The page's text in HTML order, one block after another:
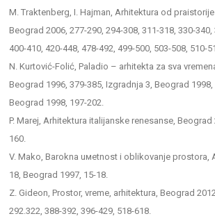
M. Traktenberg, I. Hajman, Arhitektura od
Beograd 2006, 277-290, 294-308, 311-318, 330-340,
400-410, 420-448, 478-492, 499-500, 503-508, 510-
N. Kurtović-Folić, Paladio – arhitekta za sva
Beograd 1996, 379-385, Izgradnja 3, Beograd
Beograd 1998, 197-202.
P. Marej, Arhitektura italijanske renesanse, Beograd
160.
V. Mako, Barokna uмetnost i oblikovanje prostora,
18, Beograd 1997, 15-18.
Z. Gideon, Prostor, vreme, arhitektura, Beograd
292.322, 388-392, 396-429, 518-618.